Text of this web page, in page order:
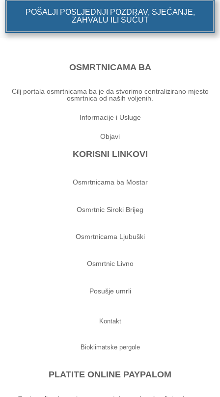
POŠALJI POSLJEDNJI POZDRAV, SJEĆANJE,
ZAHVALU ILI SUĆUT
OSMRTNICAMA BA
Cilj portala osmrtnicama ba je da stvorimo centralizirano mjesto
osmrtnica od naših voljenih.
Informacije i Usluge
Objavi
KORISNI LINKOVI
Osmrtnicama ba Mostar
Osmrtnic Siroki Brijeg
Osmrtnicama Ljubuški
Osmrtnic Livno
Posušje umrli
Kontakt
Bioklimatske pergole
PLATITE ONLINE PAYPALOM